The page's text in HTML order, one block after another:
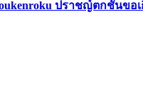
ปราชญ์ตกชั้นข